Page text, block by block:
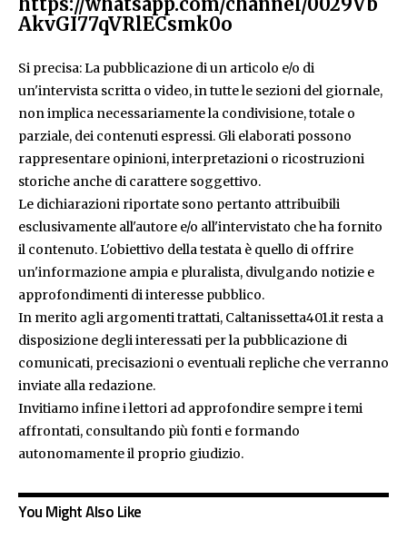
AkvGI77qVRlECsmk0o
Si precisa: La pubblicazione di un articolo e/o di
un'intervista scritta o video, in tutte le sezioni del giornale,
non implica necessariamente la condivisione, totale o
parziale, dei contenuti espressi. Gli elaborati possono
rappresentare opinioni, interpretazioni o ricostruzioni
storiche anche di carattere soggettivo.
Le dichiarazioni riportate sono pertanto attribuibili
esclusivamente all'autore e/o all'intervistato che ha fornito
il contenuto. L'obiettivo della testata è quello di offrire
un'informazione ampia e pluralista, divulgando notizie e
approfondimenti di interesse pubblico.
In merito agli argomenti trattati, Caltanissetta401.it resta a
disposizione degli interessati per la pubblicazione di
comunicati, precisazioni o eventuali repliche che verranno
inviate alla redazione.
Invitiamo infine i lettori ad approfondire sempre i temi
affrontati, consultando più fonti e formando
autonomamente il proprio giudizio.
You Might Also Like